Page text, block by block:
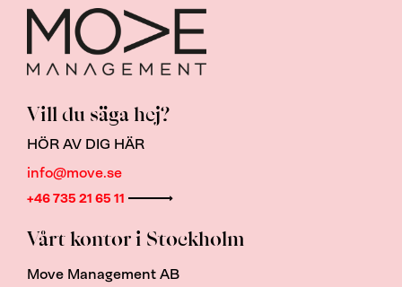
Vill du säga hej?
HÖR AV DIG HÄR
info@move.se
+46 735 21 65 11
Vårt kontor i Stockholm
Move Management AB